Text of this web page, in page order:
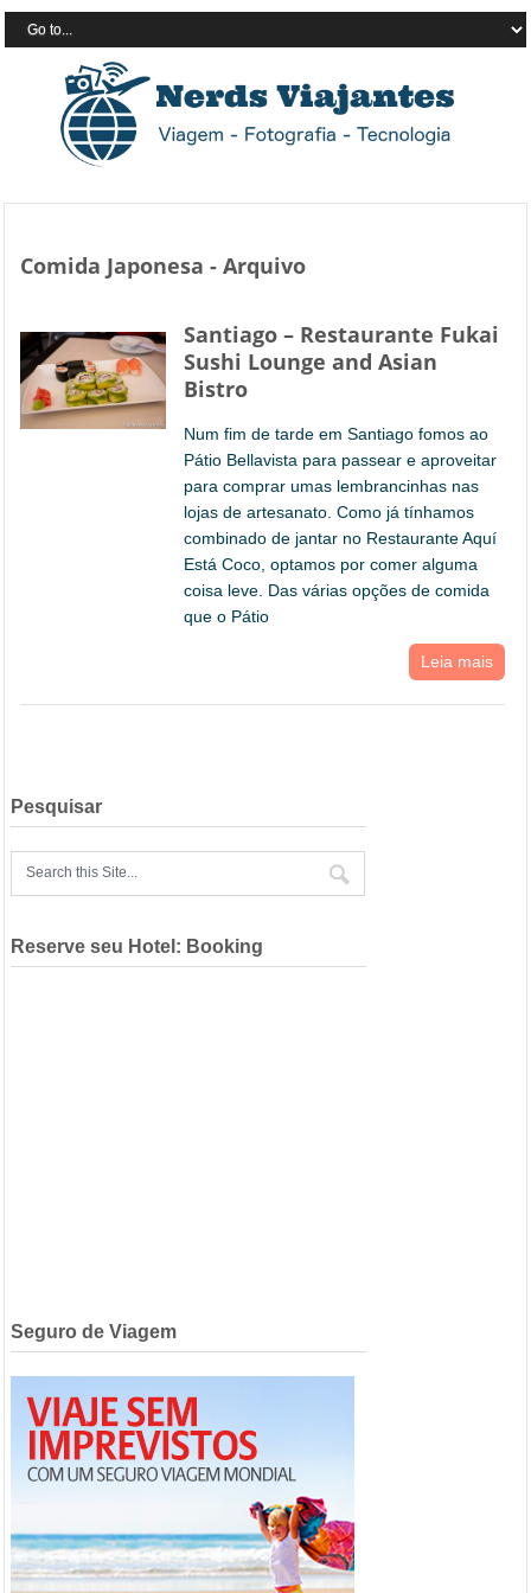
Comida Japonesa - Arquivo
Santiago – Restaurante Fukai
Sushi Lounge and Asian
Bistro
Num fim de tarde em Santiago fomos ao
Pátio Bellavista para passear e aproveitar
para comprar umas lembrancinhas nas
lojas de artesanato. Como já tínhamos
combinado de jantar no Restaurante Aquí
Está Coco, optamos por comer alguma
coisa leve. Das várias opções de comida
que o Pátio
Leia mais
Pesquisar
Reserve seu Hotel: Booking
Seguro de Viagem